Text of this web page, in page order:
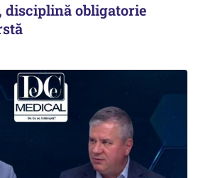
disciplină obligatorie